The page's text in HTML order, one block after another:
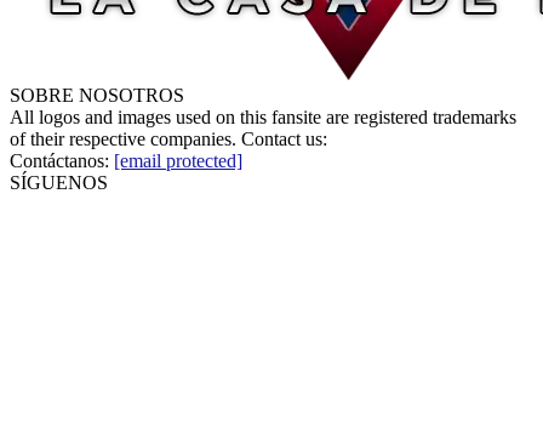
SOBRE NOSOTROS
All logos and images used on this fansite are registered trademarks
of their respective companies. Contact us:
Contáctanos: [email protected]
SÍGUENOS